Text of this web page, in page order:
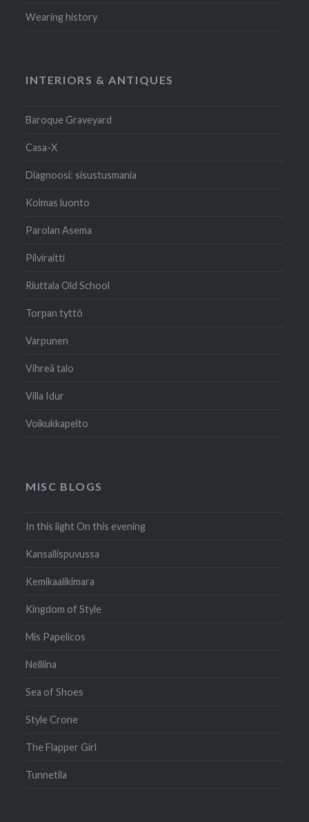
Wearing history
INTERIORS & ANTIQUES
Baroque Graveyard
Casa-X
Diagnoosi: sisustusmania
Kolmas luonto
Parolan Asema
Pilviraitti
Riuttala Old School
Torpan tyttö
Varpunen
Vihreä talo
Villa Idur
Voikukkapelto
MISC BLOGS
In this light On this evening
Kansallispuvussa
Kemikaalikimara
Kingdom of Style
Mis Papelicos
Nelliina
Sea of Shoes
Style Crone
The Flapper Girl
Tunnetila